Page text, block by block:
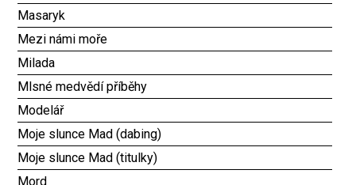
Masaryk
Mezi námi moře
Milada
Mlsné medvědí příběhy
Modelář
Moje slunce Mad (dabing)
Moje slunce Mad (titulky)
Mord